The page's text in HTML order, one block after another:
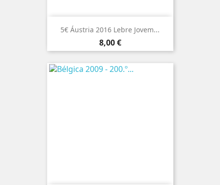
5€ Áustria 2016 Lebre Jovem...
Preço
8,00 €